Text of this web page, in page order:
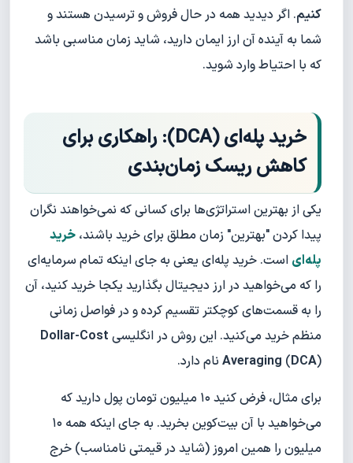
کنیم. اگر دیدید همه در حال فروش و ترسیدن هستند و
شما به آینده آن ارز ایمان دارید، شاید زمان مناسبی باشد
که با احتیاط وارد شوید.
خرید پله‌ای (DCA): راهکاری برای
کاهش ریسک زمان‌بندی
یکی از بهترین استراتژی‌ها برای کسانی که نمی‌خواهند نگران
پیدا کردن "بهترین" زمان مطلق برای خرید باشند، خرید
پله‌ای است. خرید پله‌ای یعنی به جای اینکه تمام سرمایه‌ای
را که می‌خواهید در ارز دیجیتال بگذارید یکجا خرید کنید، آن
را به قسمت‌های کوچکتر تقسیم کرده و در فواصل زمانی
منظم خرید می‌کنید. این روش در انگلیسی Dollar-Cost
Averaging (DCA) نام دارد.
برای مثال، فرض کنید ۱۰ میلیون تومان پول دارید که
می‌خواهید با آن بیت‌کوین بخرید. به جای اینکه همه ۱۰
میلیون را همین امروز (شاید در قیمتی نامناسب) خرج